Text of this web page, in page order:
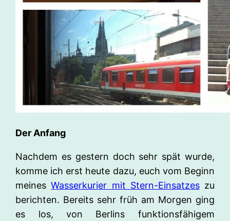
Der Anfang
Nachdem es gestern doch sehr spät wurde,
komme ich erst heute dazu, euch vom Beginn
meinesWasserkurier mit Stern-Einsatzeszu
berichten. Bereits sehr früh am Morgen ging
es los, von Berlins funktionsfähigem